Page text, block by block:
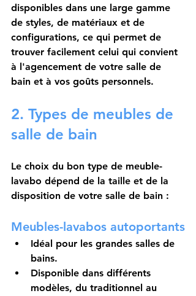
disponibles dans une large gamme
de styles, de matériaux et de
configurations, ce qui permet de
trouver facilement celui qui convient
à l'agencement de votre salle de
bain et à vos goûts personnels.
2. Types de meubles de
salle de bain
Le choix du bon type de meuble-
lavabo dépend de la taille et de la
disposition de votre salle de bain :
Meubles-lavabos autoportants
Idéal pour les grandes salles de
bains.
Disponible dans différents
modèles, du traditionnel au